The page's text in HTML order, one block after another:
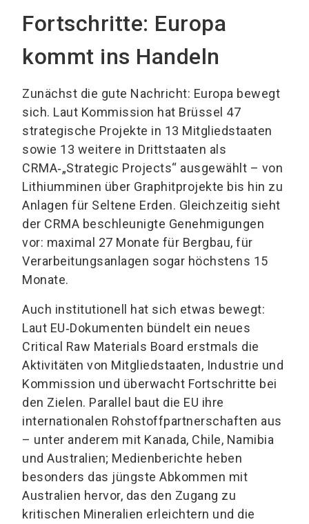
Fortschritte: Europa
kommt ins Handeln
Zunächst die gute Nachricht: Europa bewegt
sich. Laut Kommission hat Brüssel 47
strategische Projekte in 13 Mitgliedstaaten
sowie 13 weitere in Drittstaaten als
CRMA‑„Strategic Projects“ ausgewählt – von
Lithiumminen über Graphitprojekte bis hin zu
Anlagen für Seltene Erden. Gleichzeitig sieht
der CRMA beschleunigte Genehmigungen
vor: maximal 27 Monate für Bergbau, für
Verarbeitungsanlagen sogar höchstens 15
Monate.
Auch institutionell hat sich etwas bewegt:
Laut EU‑Dokumenten bündelt ein neues
Critical Raw Materials Board erstmals die
Aktivitäten von Mitgliedstaaten, Industrie und
Kommission und überwacht Fortschritte bei
den Zielen. Parallel baut die EU ihre
internationalen Rohstoffpartnerschaften aus
– unter anderem mit Kanada, Chile, Namibia
und Australien; Medienberichte heben
besonders das jüngste Abkommen mit
Australien hervor, das den Zugang zu
kritischen Mineralien erleichtern und die